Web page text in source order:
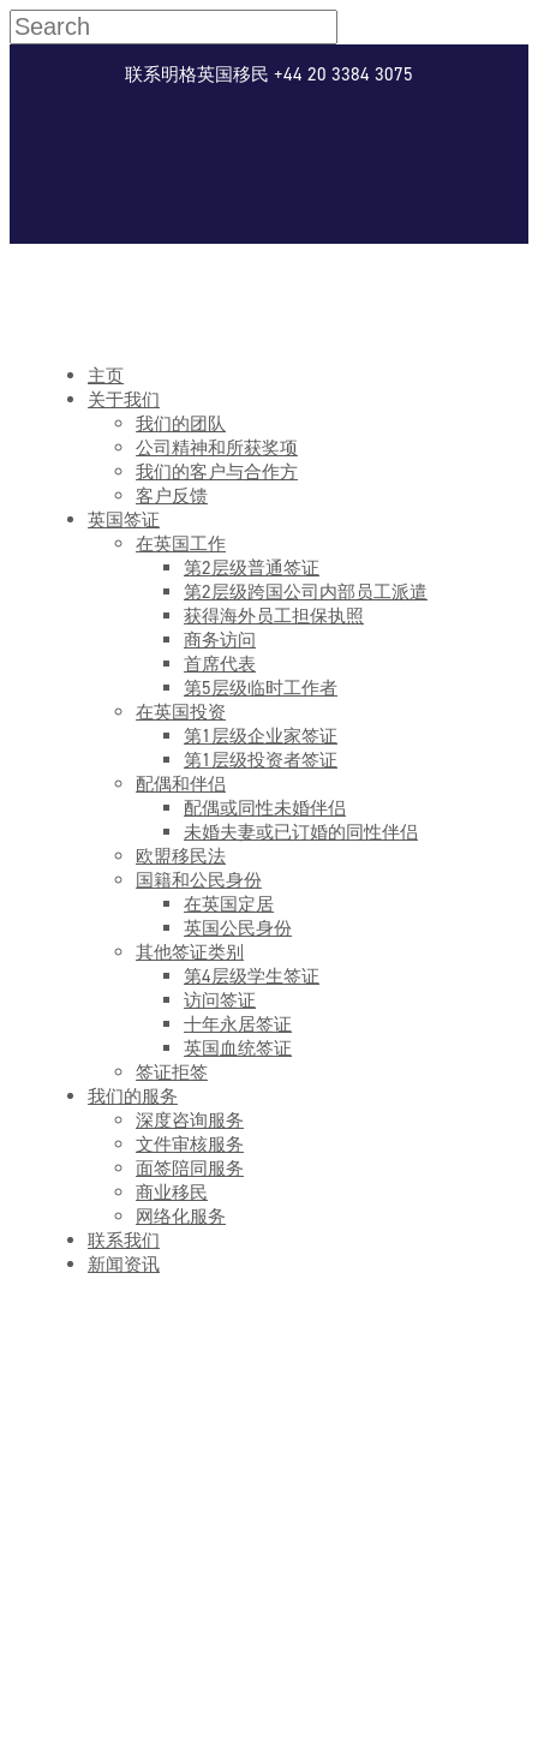
联系明格英国移民 +44 20 3384 3075
主页
关于我们
我们的团队
公司精神和所获奖项
我们的客户与合作方
客户反馈
英国签证
在英国工作
第2层级普通签证
第2层级跨国公司内部员工派遣
获得海外员工担保执照
商务访问
首席代表
第5层级临时工作者
在英国投资
第1层级企业家签证
第1层级投资者签证
配偶和伴侣
配偶或同性未婚伴侣
未婚夫妻或已订婚的同性伴侣
欧盟移民法
国籍和公民身份
在英国定居
英国公民身份
其他签证类别
第4层级学生签证
访问签证
十年永居签证
英国血统签证
签证拒签
我们的服务
深度咨询服务
文件审核服务
面签陪同服务
商业移民
网络化服务
联系我们
新闻资讯